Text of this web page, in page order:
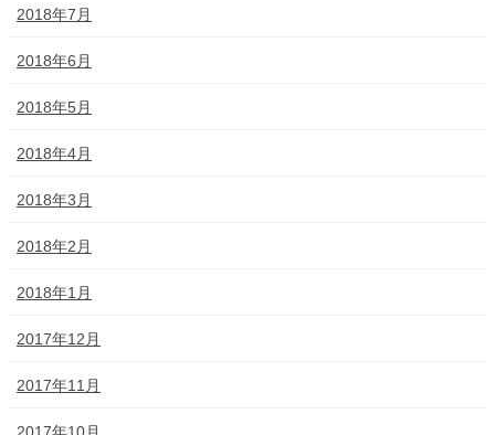
2018年7月
2018年6月
2018年5月
2018年4月
2018年3月
2018年2月
2018年1月
2017年12月
2017年11月